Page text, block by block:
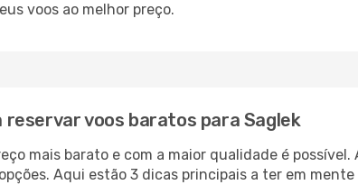
voos ao melhor preço.
reservar voos baratos para Saglek
mais barato e com a maior qualidade é
Aqui estão 3 dicas principais a ter em